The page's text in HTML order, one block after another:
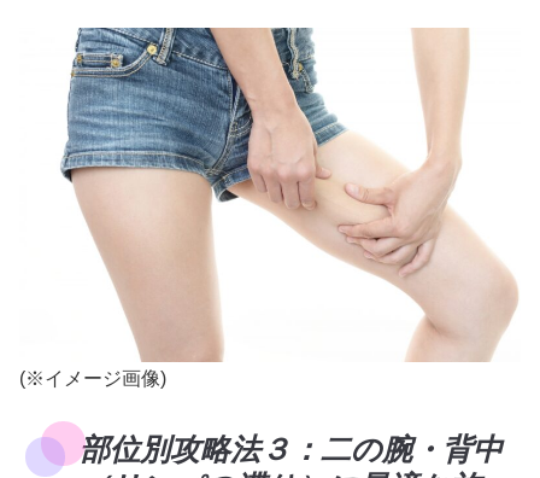
(※イメージ画像)
部位別攻略法３：二の腕・背中